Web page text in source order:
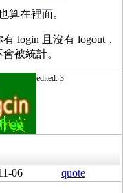
算在裡面。
login 且沒有 logout，
被統計。
edited: 3
06 quote